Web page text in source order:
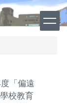
「偏遠
校教育